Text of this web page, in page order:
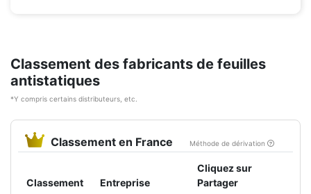
Classement des fabricants de feuilles
antistatiques
*Y compris certains distributeurs, etc.
Classement en France Méthode de dérivation
Classement Entreprise
Cliquez sur
Partager